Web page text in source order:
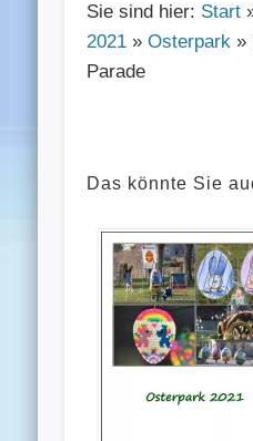
Sie sind hier: Start
2021 »Osterpark »
Parade
Das könnte Sie